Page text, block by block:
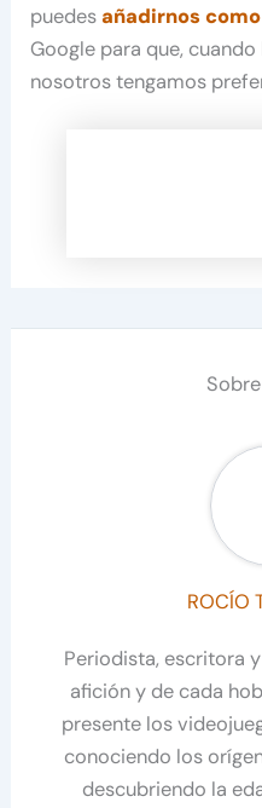
puedesañadirnos
Google para que,
nosotros tengamos
ROCÍO
Periodista, escritora
afición y de cada
presente los
conociendo los
descubriendo la